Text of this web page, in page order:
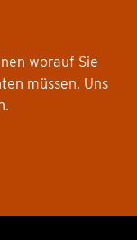
worauf Sie
müssen. Uns